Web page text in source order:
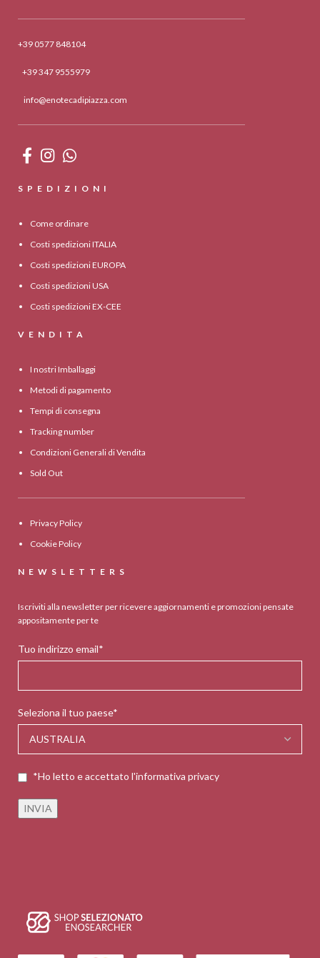
+39 0577 848104
+39 347 9555979
info@enotecadipiazza.com
SPEDIZIONI
Come ordinare
Costi spedizioni ITALIA
Costi spedizioni EUROPA
Costi spedizioni USA
Costi spedizioni EX-CEE
VENDITA
I nostri Imballaggi
Metodi di pagamento
Tempi di consegna
Tracking number
Condizioni Generali di Vendita
Sold Out
Privacy Policy
Cookie Policy
NEWSLETTERS
Iscriviti alla newsletter per ricevere aggiornamenti e promozioni pensate
appositamente per te
Tuo indirizzo email*
Seleziona il tuo paese*
*Ho letto e accettato l'informativa privacy